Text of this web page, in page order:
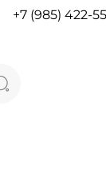
+7 (985) 422-